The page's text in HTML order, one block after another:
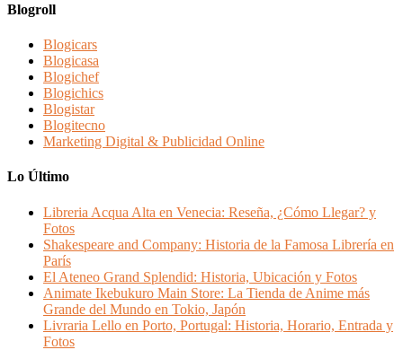
Blogroll
Blogicars
Blogicasa
Blogichef
Blogichics
Blogistar
Blogitecno
Marketing Digital & Publicidad Online
Lo Último
Libreria Acqua Alta en Venecia: Reseña, ¿Cómo Llegar? y
Fotos
Shakespeare and Company: Historia de la Famosa Librería en
París
El Ateneo Grand Splendid: Historia, Ubicación y Fotos
Animate Ikebukuro Main Store: La Tienda de Anime más
Grande del Mundo en Tokio, Japón
Livraria Lello en Porto, Portugal: Historia, Horario, Entrada y
Fotos